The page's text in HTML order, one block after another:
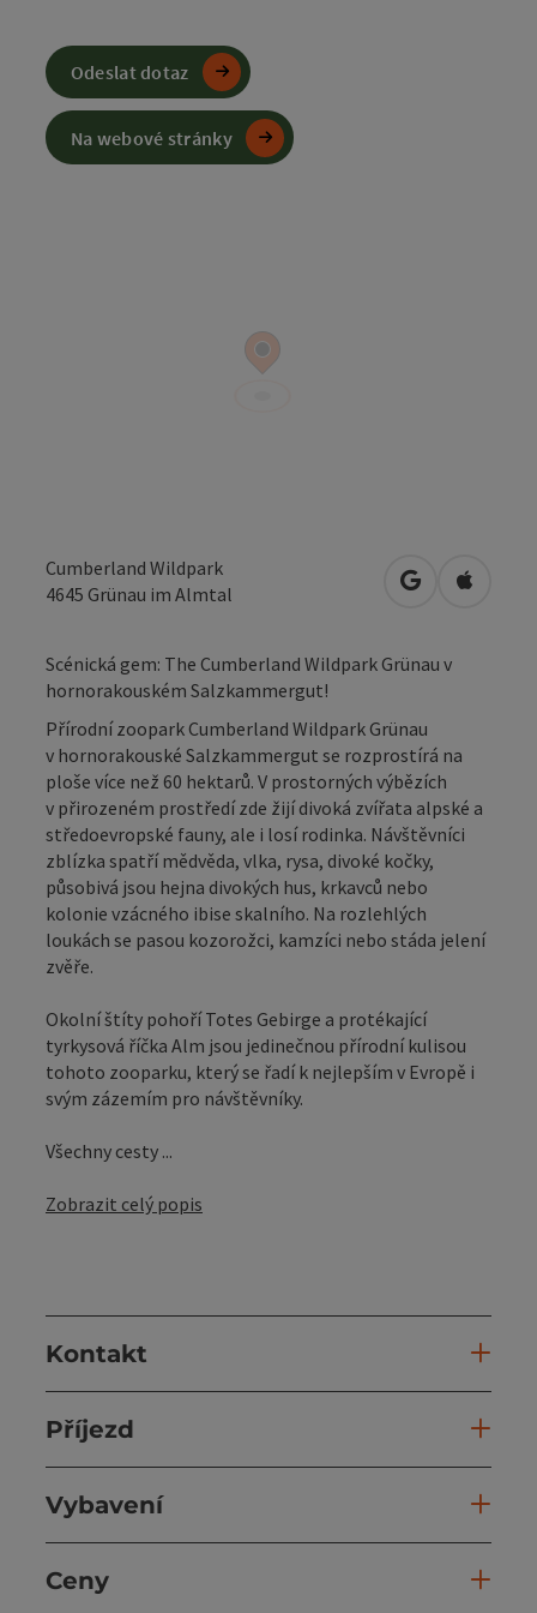
Cumberland Wildpark
4645 Grünau im Almtal Otevřít vOtevřít
Scénická gem: The Cumberland Wildpark Grünau v
hornorakouském Salzkammergut!
Přírodní zoopark Cumberland Wildpark Grünau
v hornorakouské Salzkammergut se rozprostírá na
ploše více než 60 hektarů. V prostorných výbězích
v přirozeném prostředí zde žijí divoká zvířata alpské a
středoevropské fauny, ale i losí rodinka. Návštěvníci
zblízka spatří mědvěda, vlka, rysa, divoké kočky,
působivá jsou hejna divokých hus, krkavců nebo
kolonie vzácného ibise skalního. Na rozlehlých
loukách se pasou kozorožci, kamzíci nebo stáda jelení
zvěře.
Okolní štíty pohoří Totes Gebirge a protékající
tyrkysová říčka Alm jsou jedinečnou přírodní kulisou
tohoto zooparku, který se řadí k nejlepším v Evropě i
svým zázemím pro návštěvníky.
Všechny cesty ...
Zobrazit celý popis
Kontakt
Příjezd
Vybavení
Ceny
Odeslat dotaz
Na webové stránky